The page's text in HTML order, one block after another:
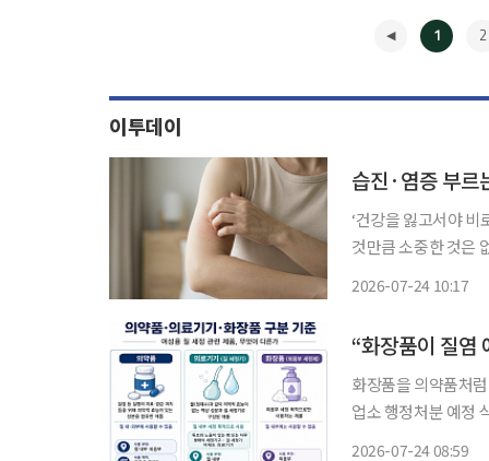
1 2
이투데이
습진·염증 부
‘건강을 잃고서야
것만큼 소중한 것은
2026-07-24 10:17
“화장품이 질
화장품을 의약품처
업소 행정처분 예정 식약처는 대한화장품협회와 3주간 온라인에서 판매되는 화장품의 광고·
2026-07-24 08:59